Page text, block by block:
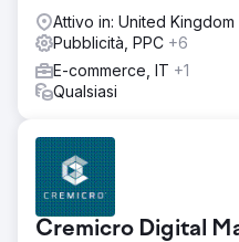
Attivo in: United Kingdom
Pubblicità, PPC +6
E-commerce, IT +1
Qualsiasi
Cremicro Digital